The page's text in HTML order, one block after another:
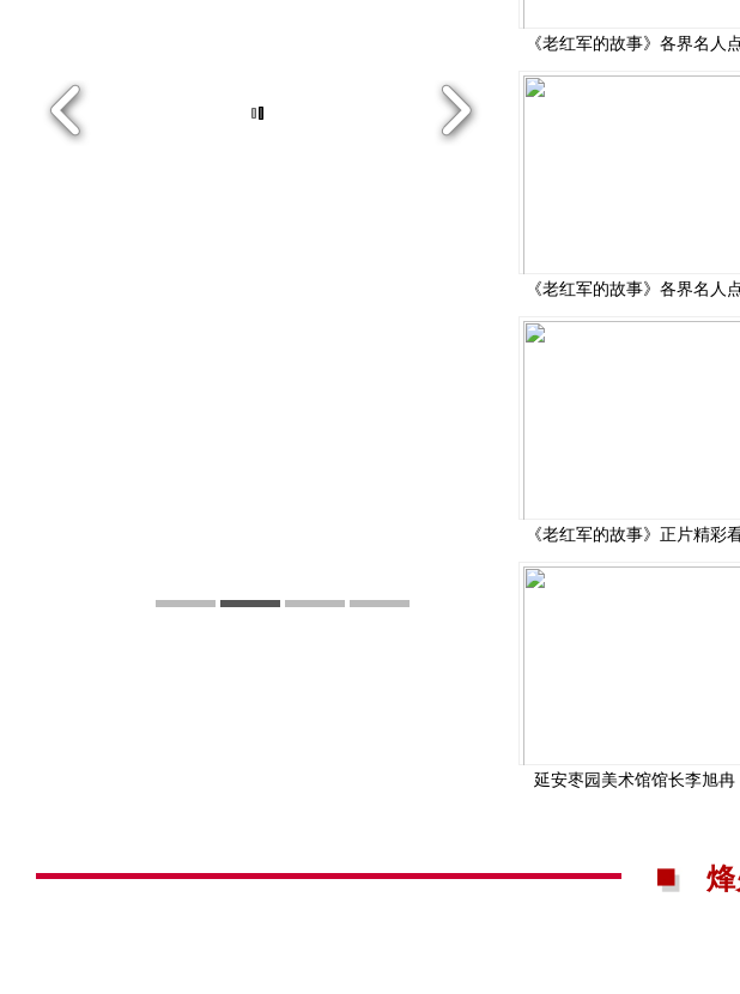
《老红军的故事》各界名人
《老红军的故事》各界名人
《老红军的故事》正片精彩
延安枣园美术馆馆长李旭